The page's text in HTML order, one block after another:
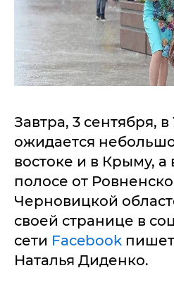
Завтра, 3 сентября,
ожидается
востоке и в Крыму,
полосе от
Черновицкой
своей странице в
сети Facebook
Наталья Диденко.